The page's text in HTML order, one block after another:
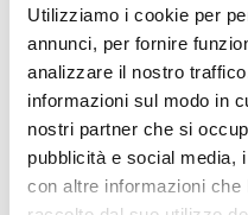
Utilizziamo i cookie per
annunci, per fornire
analizzare il nostro
informazioni sul modo in
nostri partner che si
pubblicità e social media,
con altre informazioni che
No agli
Divieto
Non
gettali